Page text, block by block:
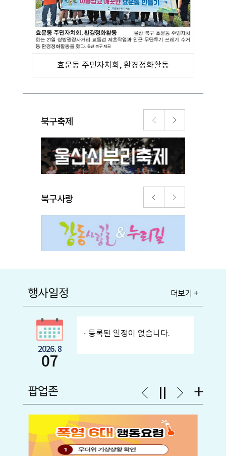
효문동 주민자치회, 환경정화활동
북구축제
북구사랑
행사일정 더보기 +
2026. 8
07
등록된 일정이 없습니다.
팝업존